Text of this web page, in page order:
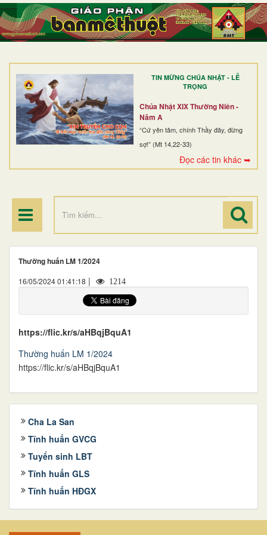
TIN MỪNG CHÚA NHẬT - LỄ
TRỌNG
Chúa Nhật XIX Thường Niên -
Năm A
“Cứ yên tâm, chính Thầy đây, đừng
sợ!” (Mt 14,22-33)
Đọc các tin khác ➥
TRANG NHẤT
GIỚI THIỆU
DÒNG TU
BAN MỤC VỤ
ĐOÀN THỂ CG
Thường huấn LM 1/2024
16/05/2024 01:41:18 | 1214
https://flic.kr/s/aHBqjBquA1
Thường huấn LM 1/2024
https://flic.kr/s/aHBqjBquA1
Cha La San
Tĩnh huấn GVCG
Tuyển sinh LBT
Tĩnh huấn GLS
Tĩnh huấn HĐGX